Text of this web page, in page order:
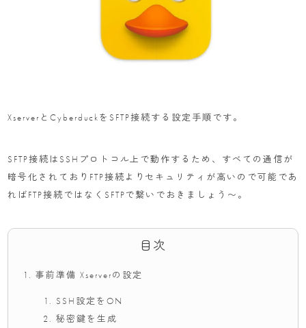
XserverとCyberduckをSFTP接続する設定手順です。
SFTP接続はSSHプロトコル上で動作するため、すべての通信が
暗号化されておりFTP接続よりセキュリティが高いので可能であ
ればFTP接続ではなくSFTPで繋いでおきましょう〜。
目次
事前準備 Xserverの設定
SSH設定をON
秘密鍵を生成